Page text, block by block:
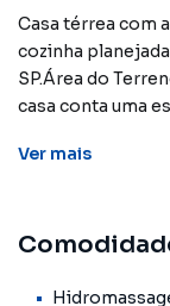
Casa térrea com
cozinha
SP.Área do
casa conta uma
cozinha, criando
residência
garantir o
Ver mais